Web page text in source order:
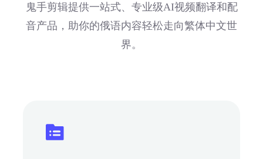
鬼手剪辑提供一站式、专业级AI视频翻译和配
音产品，助你的俄语内容轻松走向繁体中文世
界。